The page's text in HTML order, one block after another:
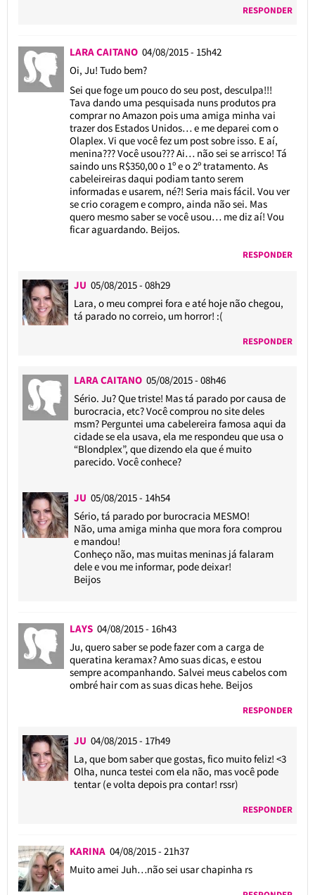
RESPONDER
LARA CAITANO 04/08/2015 - 15h42
Oi, Ju! Tudo bem?
Sei que foge um pouco do seu post, desculpa!!!
Tava dando uma pesquisada nuns produtos pra
comprar no Amazon pois uma amiga minha vai
trazer dos Estados Unidos… e me deparei com o
Olaplex. Vi que você fez um post sobre isso. E aí,
menina??? Você usou??? Ai… não sei se arrisco! Tá
saindo uns R$350,00 o 1º e o 2º tratamento. As
cabeleireiras daqui podiam tanto serem
informadas e usarem, né?! Seria mais fácil. Vou ver
se crio coragem e compro, ainda não sei. Mas
quero mesmo saber se você usou… me diz aí! Vou
ficar aguardando. Beijos.
RESPONDER
JU 05/08/2015 - 08h29
Lara, o meu comprei fora e até hoje não chegou,
tá parado no correio, um horror! :(
RESPONDER
LARA CAITANO05/08/2015 - 08h46
Sério. Ju? Que triste! Mas tá parado por causa de
burocracia, etc? Você comprou no site deles
msm? Perguntei uma cabelereira famosa aqui da
cidade se ela usava, ela me respondeu que usa o
“Blondplex”, que dizendo ela que é muito
parecido. Você conhece?
JU 05/08/2015 - 14h54
Sério, tá parado por burocracia MESMO!
Não, uma amiga minha que mora fora comprou
e mandou!
Conheço não, mas muitas meninas já falaram
dele e vou me informar, pode deixar!
Beijos
LAYS 04/08/2015 - 16h43
Ju, quero saber se pode fazer com a carga de
queratina keramax? Amo suas dicas, e estou
sempre acompanhando. Salvei meus cabelos com
ombré hair com as suas dicas hehe. Beijos
RESPONDER
JU 04/08/2015 - 17h49
La, que bom saber que gostas, fico muito feliz! <3
Olha, nunca testei com ela não, mas você pode
tentar (e volta depois pra contar! rssr)
RESPONDER
KARINA 04/08/2015 - 21h37
Muito amei Juh…não sei usar chapinha rs